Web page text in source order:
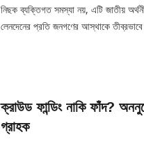
নিছক ব্যক্তিগত সমস্যা নয়, এটি জাতীয়
লেনদেনের প্রতি জনগণের আস্থাকে
ক্রাউড ফান্ডিং নাকি ফাঁদ?
গ্রাহক